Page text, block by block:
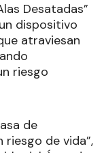
Desatadas”
dispositivo
atraviesan
riesgo